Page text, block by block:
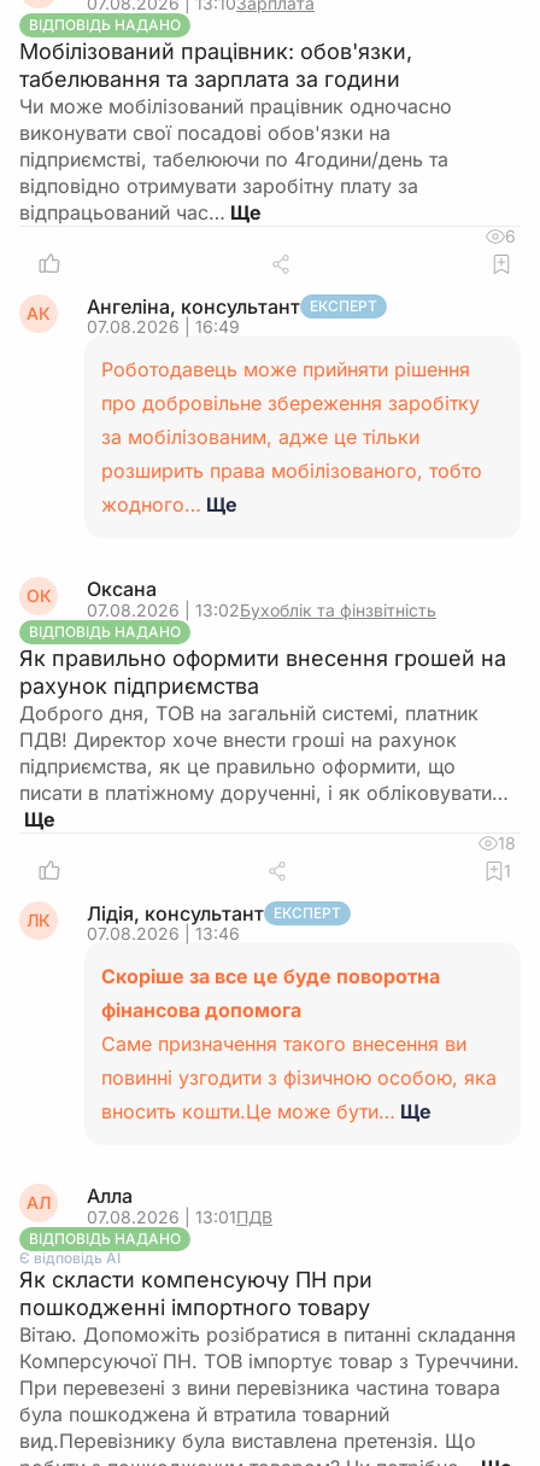
ВІДПОВІДЬ НАДАНО
Мобілізований працівник: обов'язки,
табелювання та зарплата за години
Чи може мобілізований працівник одночасно
виконувати свої посадові обов'язки на
підприємстві, табелюючи по 4години/день та
відповідно отримувати заробітну плату за
відпрацьований час…
6
АК Ангеліна, консультант ЕКСПЕРТ
07.08.2026 | 16:49
Роботодавець може прийняти рішення
про добровільне збереження заробітку
за мобілізованим, адже це тільки
розширить права мобілізованого, тобто
жодного… Ще
ОК Оксана
07.08.2026 | 13:02Бухоблік та фінзвітність
ВІДПОВІДЬ НАДАНО
Як правильно оформити внесення грошей на
рахунок підприємства
Доброго дня, ТОВ на загальній системі, платник
ПДВ! Директор хоче внести гроші на рахунок
підприємства, як це правильно оформити, що
писати в платіжному дорученні, і як обліковувати…
18
1
ЛК Лідія, консультант ЕКСПЕРТ
07.08.2026 | 13:46
Скоріше за все це буде поворотна
фінансова допомога
Саме призначення такого внесення ви
повинні узгодити з фізичною особою, яка
вносить кошти.Це може бути… Ще
АЛ Алла
07.08.2026 | 13:01ПДВ
ВІДПОВІДЬ НАДАНО
Є відповідь АІ
Як скласти компенсуючу ПН при
пошкодженні імпортного товару
Вітаю. Допоможіть розібратися в питанні складання
Комперсуючої ПН. ТОВ імпортує товар з Туреччини.
При перевезені з вини перевізника частина товара
була пошкоджена й втратила товарний
вид.Перевізнику була виставлена претензія. Що